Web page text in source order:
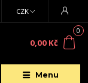
Menu
CZK
0
0,00 Kč